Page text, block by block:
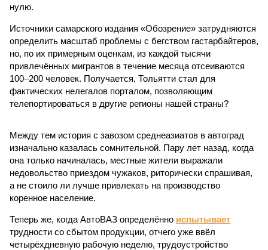
нулю.
Источники самарского издания «Обозрение» затрудняются
определить масштаб проблемы с бегством гастарбайтеров,
но, по их примерным оценкам, из каждой тысячи
привлечённых мигрантов в течение месяца отсеиваются
100–200 человек. Получается, Тольятти стал для
фактических нелегалов порталом, позволяющим
телепортироваться в другие регионы нашей страны?
Между тем история с заво­зом среднеазиатов в автоград
изначально казалась сомнительной. Пару лет назад, когда
она только начиналась, местные жители выражали
недовольство приездом чужаков, риторически спрашивая,
а не стоило ли лучше привлекать на производство
коренное население.
Теперь же, когда АвтоВАЗ определённо испытывает
трудности со сбытом продукции, отчего уже ввёл
четырёхдневную рабочую неделю, трудоустройство